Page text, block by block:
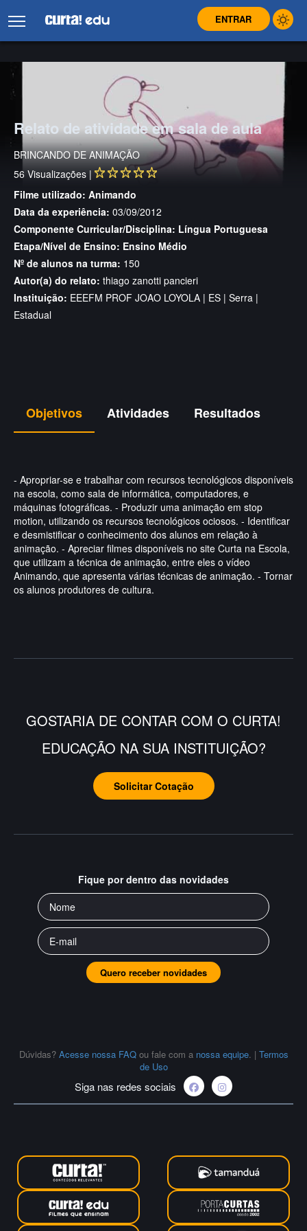
ENTRAR
Relato de atividade em sala de aula
BRINCANDO DE ANIMAÇÃO
56 Visualizações |
Filme utilizado: Animando
Data da experiência: 03/09/2012
Componente Curricular/Disciplina: Língua Portuguesa
Etapa/Nível de Ensino: Ensino Médio
Nº de alunos na turma: 150
Autor(a) do relato: thiago zanotti pancieri
Instituição: EEEFM PROF JOAO LOYOLA | ES | Serra |
Estadual
Objetivos Atividades Resultados
- Apropriar-se e trabalhar com recursos tecnológicos disponíveis
na escola, como sala de informática, computadores, e
máquinas fotográficas. - Produzir uma animação em stop
motion, utilizando os recursos tecnológicos ociosos. - Identificar
e desmistificar o conhecimento dos alunos em relação à
animação. - Apreciar filmes disponíveis no site Curta na Escola,
que utilizam a técnica de animação, entre eles o vídeo
Animando, que apresenta várias técnicas de animação. - Tornar
os alunos produtores de cultura.
GOSTARIA DE CONTAR COM O CURTA!
EDUCAÇÃO NA SUA INSTITUIÇÃO?
Solicitar Cotação
Fique por dentro das novidades
Quero receber novidades
Dúvidas? Acesse nossa FAQ ou fale com a nossa equipe. | Termos
de Uso
Siga nas redes sociais